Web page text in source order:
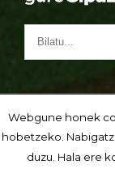
Webgune honek
hobetzeko.
duzu. Hala ere